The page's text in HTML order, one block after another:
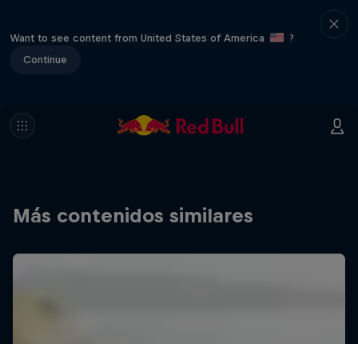
Want to see content from United States of America
?
Continue
Más contenidos similares